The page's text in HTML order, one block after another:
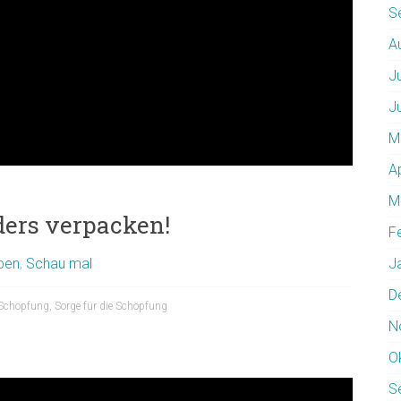
verpacken!
, Schau mal
, Sorge für die Schöpfung